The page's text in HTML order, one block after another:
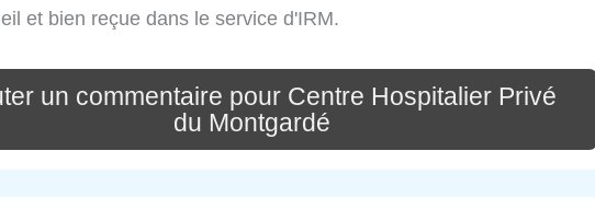
et bien reçue dans le service d'IRM.
un commentaire pour Centre Hospitalier Privé
du Montgardé